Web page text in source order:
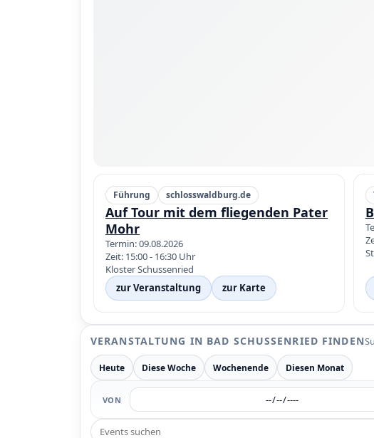
Führung schlosswaldburg.de
Auf Tour mit dem fliegenden Pater
Mohr
Termin: 09.08.2026
Zeit: 15:00 - 16:30 Uhr
Kloster Schussenried
zur Veranstaltung
zur Karte
VERANSTALTUNG IN BAD SCHUSSENRIED FINDEN
Heute Diese Woche Wochenende Diesen Monat
VON